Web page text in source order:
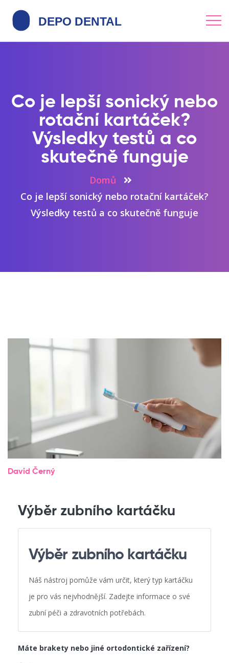
Co je lepší sonický nebo
rotační kartáček?
Výsledky testů a co
skutečně funguje
Domů
Co je lepší sonický nebo rotační kartáček?
Výsledky testů a co skutečně funguje
David Černý
Výběr zubního kartáčku
Výběr zubního kartáčku
Náš nástroj pomůže vám určit, který typ kartáčku
je pro vás nejvhodnější. Zadejte informace o své
zubní péči a zdravotních potřebách.
Máte brakety nebo jiné ortodontické zařízení?